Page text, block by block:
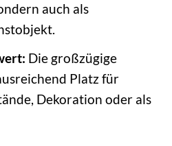
auch als
Die großzügige
Platz für
Dekoration oder als